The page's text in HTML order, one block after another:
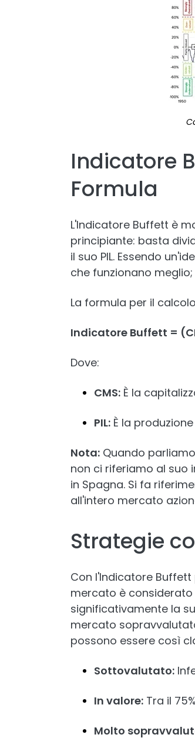
Indicatore
Formula
L'Indicatore Buffett è
principiante: basta
il suo PIL. Essendo
che funzionano
La formula per il
Indicatore Buffett =
Dove:
CMS: È la
PIL: È la
Nota: Quando
non ci riferiamo al suo
in Spagna. Si fa
all'intero mercato
Strategie
Con l'Indicatore
mercato è
significativamente la
mercato
possono essere così
Sottovalutato:
In valore: Tra il
Molto